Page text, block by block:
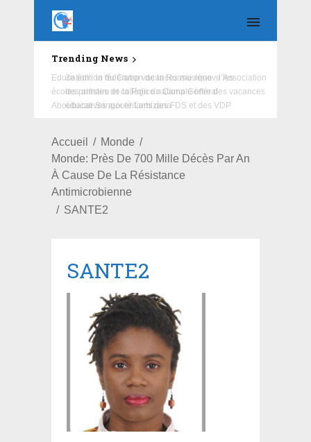
Trending News
Education : la fédération de la Russie rénove les
écoles primaire et collège du Camp Général
Aboubacar Sangoulé Lamizana
Accueil
Monde
Monde: Près De 700 Mille Décès Par An
À Cause De La Résistance
Antimicrobienne
SANTE2
SANTE2